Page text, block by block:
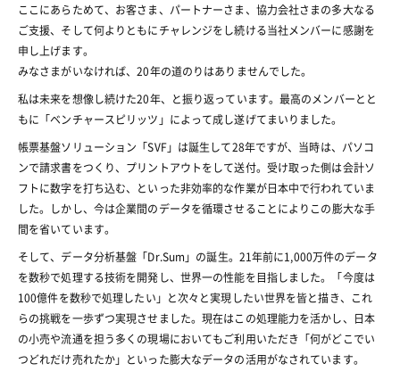
ここにあらためて、お客さま、パートナーさま、協力会社さまの多大なる
ご支援、 そして何よりともにチャレンジをし続ける当社メンバーに感謝を
申し上げます。
みなさまがいなければ、20年の道のりはありませんでした。
私は未来を想像し続けた20年、と振り返っています。最高のメンバーとと
もに「ベンチャースピリッツ」によって成し遂げてまいりました。
帳票基盤ソリューション「SVF」は誕生して28年ですが、当時は、パソコ
ンで請求書をつくり、プリントアウトをして送付。 受け取った側は会計ソ
フトに数字を打ち込む、といった非効率的な作業が日本中で行われていま
した。 しかし、今は企業間のデータを循環させることにより この膨大な手
間を省いています。
そして、データ分析基盤「Dr.Sum」の誕生。21年前に1,000万件のデータ
を数秒で処理する技術を開発し、世界一の性能を目指しました。
「今度は
100億件を数秒で処理したい」と次々と実現したい世界を皆と描き、これ
らの挑戦を一歩ずつ実現させました。現在はこの処理能力を活かし、日本
の小売や流通を担う多くの現場においてもご利用いただき「何がどこでい
つどれだけ売れたか」といった膨大なデータの活用がなされています。